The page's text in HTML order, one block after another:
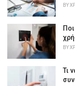
e
BY
BY
Τι